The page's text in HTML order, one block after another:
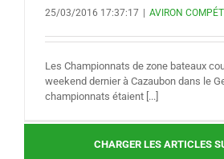
25/03/2016 17:37:17 | AVIRON
Les Championnats de zone bateaux
weekend dernier à Cazaubon dans le
championnats étaient [...]
CHARGER LES ARTICLES